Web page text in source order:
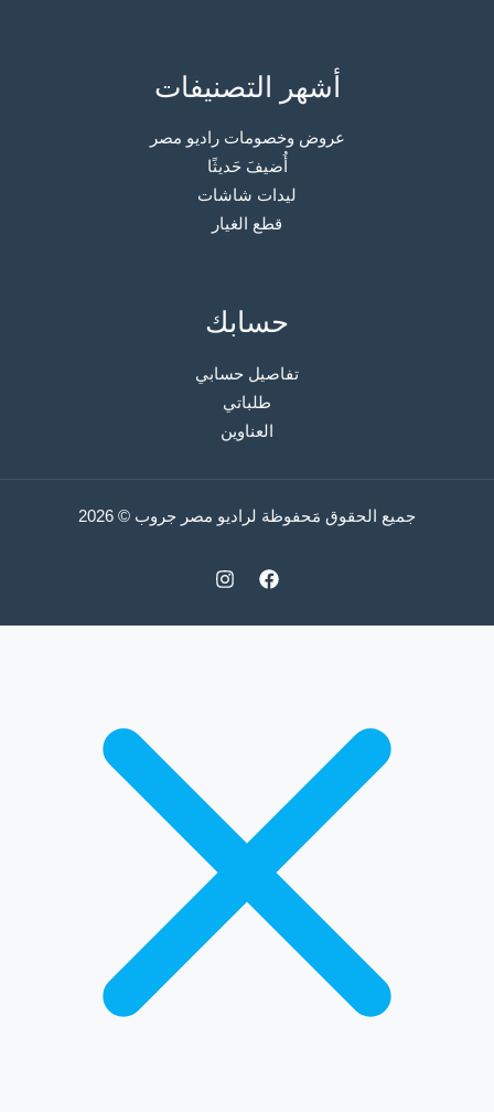
أشهر التصنيفات
عروض وخصومات راديو مصر
أُضيفَ حَديثًا
ليدات شاشات
قطع الغيار
حسابك
تفاصيل حسابي
طلباتي
العناوين
جميع الحقوق مَحفوظة لراديو مصر جروب © 2026